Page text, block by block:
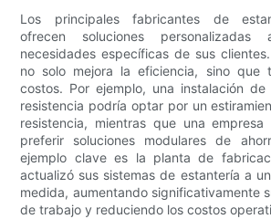
Los principales fabricantes de
ofrecen soluciones
necesidades específicas de sus
no solo mejora la eficiencia, sino que
costos. Por ejemplo, una instalación
resistencia podría optar por un
resistencia, mientras que una
preferir soluciones modulares de
ejemplo clave es la planta de
actualizó sus sistemas de estantería a
medida, aumentando significativamente
de trabajo y reduciendo los costos